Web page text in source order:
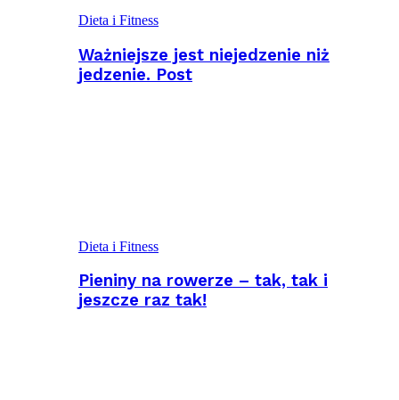
Dieta i Fitness
Ważniejsze jest niejedzenie niż
jedzenie. Post
Dieta i Fitness
Pieniny na rowerze – tak, tak i
jeszcze raz tak!